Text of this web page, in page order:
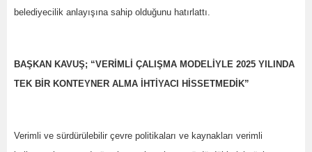
belediyecilik anlayışına sahip olduğunu hatırlattı.
BAŞKAN KAVUŞ; “VERİMLİ ÇALIŞMA MODELİYLE 2025 YILINDA
TEK BİR KONTEYNER ALMA İHTİYACI HİSSETMEDİK”
Verimli ve sürdürülebilir çevre politikaları ve kaynakları verimli